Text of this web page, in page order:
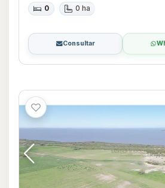
0 0 ha
Consultar